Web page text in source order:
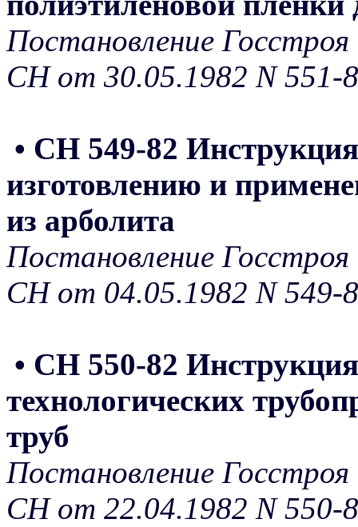
Постановление
СН от 30.05.1982 N 551-
• СН 549-82
изготовлению и
из арболита
Постановление
СН от 04.05.1982 N 549-
• СН 550-82
технологических
труб
Постановление
СН от 22.04.1982 N 550-